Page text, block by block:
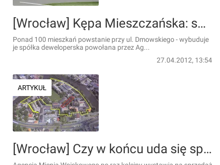
[Wrocław] Kępa Mieszczańska: spółka skarbu państwa zbuduje tam mieszkania [WIZUALIZACJE]
Ponad 100 mieszkań powstanie przy ul. Dmowskiego - wybuduje
je spółka deweloperska powołana przez Ag...
27.04.2012, 13:54
ARTYKUŁ
[Wrocław] Czy w końcu uda się sprzedać Kępę Mieszczańską? Pod młotek idą 22 działki